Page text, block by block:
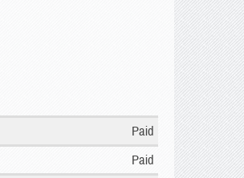
Paid
Paid